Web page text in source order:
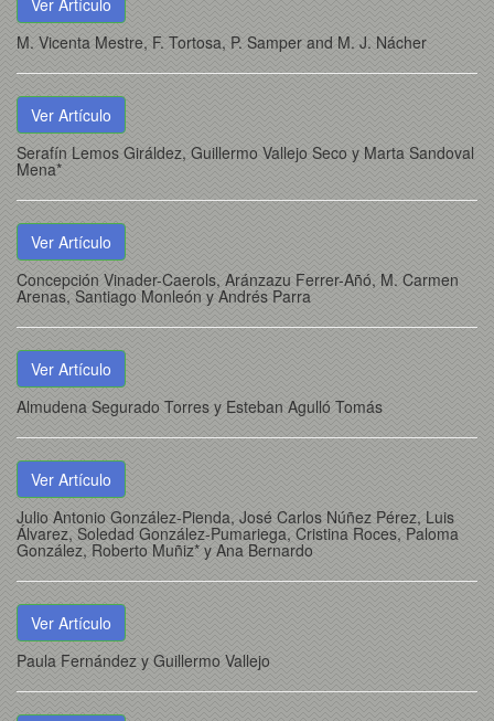
Ver Artículo
M. Vicenta Mestre, F. Tortosa, P. Samper and M. J. Nácher
Ver Artículo
Serafín Lemos Giráldez, Guillermo Vallejo Seco y Marta Sandoval
Mena*
Ver Artículo
Concepción Vinader-Caerols, Aránzazu Ferrer-Añó, M. Carmen
Arenas, Santiago Monleón y Andrés Parra
Ver Artículo
Almudena Segurado Torres y Esteban Agulló Tomás
Ver Artículo
Julio Antonio González-Pienda, José Carlos Núñez Pérez, Luis
Álvarez, Soledad González-Pumariega, Cristina Roces, Paloma
González, Roberto Muñiz* y Ana Bernardo
Ver Artículo
Paula Fernández y Guillermo Vallejo